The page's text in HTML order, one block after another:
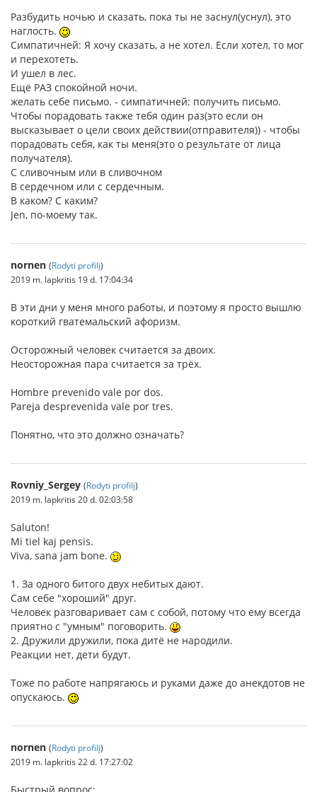
Разбудить ночью и сказать, пока ты не заснул(уснул), это
наглость.
Симпатичней: Я хочу сказать, а не хотел. Если хотел, то мог
и перехотеть.
И ушел в лес.
Ещё РАЗ спокойной ночи.
желать себе письмо. - симпатичней: получить письмо.
Чтобы порадовать также тебя один раз(это если он
высказывает о цели своих действии(отправителя)) - чтобы
порадовать себя, как ты меня(это о результате от лица
получателя).
С сливочным или в сливочном
В сердечном или с сердечным.
В каком? С каким?
Jen, по-моему так.
nornen (Rodyti profilį)
2019 m. lapkritis 19 d. 17:04:34
В эти дни у меня много работы, и поэтому я просто вышлю
короткий гватемальский афоризм.
Осторожный человек считается за двоих.
Неосторожная пара считается за трёх.
Hombre prevenido vale por dos.
Pareja desprevenida vale por tres.
Понятно, что это должно означать?
Rovniy_Sergey (Rodyti profilį)
2019 m. lapkritis 20 d. 02:03:58
Saluton!
Mi tiel kaj pensis.
Viva, sana jam bone.
1. За одного битого двух небитых дают.
Сам себе "хороший" друг.
Человек разговаривает сам с собой, потому что ему всегда
приятно с "умным" поговорить.
2. Дружили дружили, пока дитё не народили.
Реакции нет, дети будут.
Тоже по работе напрягаюсь и руками даже до анекдотов не
опускаюсь.
nornen (Rodyti profilį)
2019 m. lapkritis 22 d. 17:27:02